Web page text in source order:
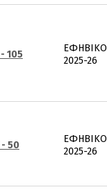
105
ΕΦΗΒΙΚΟ
2025-26
- 50
ΕΦΗΒΙΚΟ
2025-26